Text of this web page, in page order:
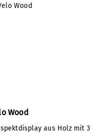
Wood
aus Holz mit 3